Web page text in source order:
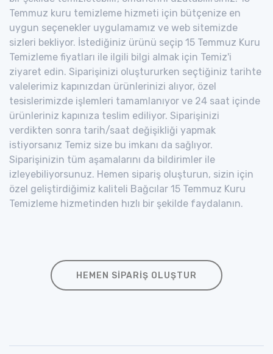
Temmuz kuru temizleme hizmeti için bütçenize en
uygun seçenekler uygulamamız ve web sitemizde
sizleri bekliyor. İstediğiniz ürünü seçip 15 Temmuz Kuru
Temizleme fiyatları ile ilgili bilgi almak için Temiz'i
ziyaret edin. Siparişinizi oluştururken seçtiğiniz tarihte
valelerimiz kapınızdan ürünlerinizi alıyor, özel
tesislerimizde işlemleri tamamlanıyor ve 24 saat içinde
ürünleriniz kapınıza teslim ediliyor. Siparişinizi
verdikten sonra tarih/saat değişikliği yapmak
istiyorsanız Temiz size bu imkanı da sağlıyor.
Siparişinizin tüm aşamalarını da bildirimler ile
izleyebiliyorsunuz. Hemen sipariş oluşturun, sizin için
özel geliştirdiğimiz kaliteli Bağcılar 15 Temmuz Kuru
Temizleme hizmetinden hızlı bir şekilde faydalanın.
HEMEN SIPARIŞ OLUŞTUR